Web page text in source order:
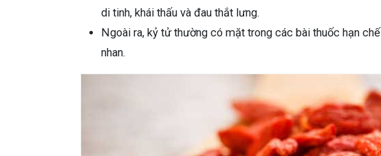
di tinh, khái thấu và đau thắt lưng.
Ngoài ra, kỷ tử thường có mặt trong các bài thuốc hạn chế
nhan.